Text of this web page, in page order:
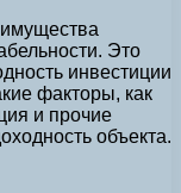
Это
инвестиции
факторы, как
и прочие
объекта.